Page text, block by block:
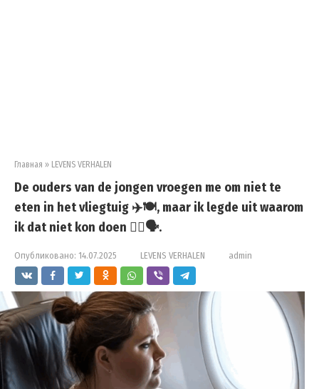
Главная » LEVENS VERHALEN
De ouders van de jongen vroegen me om niet te
eten in het vliegtuig ✈️🍽️, maar ik legde uit waarom
ik dat niet kon doen 🤷‍♀️🗣️.
Опубликовано: 14.07.2025 LEVENS VERHALEN admin